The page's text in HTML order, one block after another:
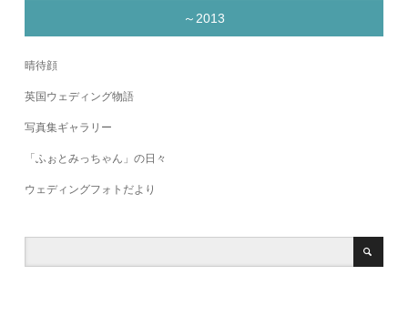
～2013
晴待顔
英国ウェディング物語
写真集ギャラリー
「ふぉとみっちゃん」の日々
ウェディングフォトだより